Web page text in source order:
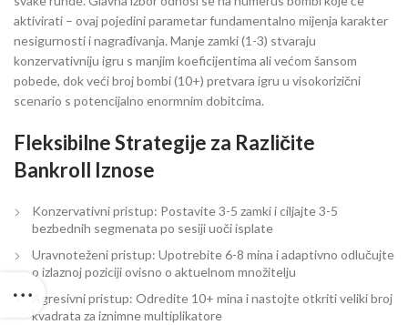
aktivirati – ovaj pojedini parametar fundamentalno mijenja karakter
nesigurnosti i nagrađivanja. Manje zamki (1-3) stvaraju
konzervativniju igru s manjim koeficijentima ali većom šansom
pobede, dok veći broj bombi (10+) pretvara igru u visokorizični
scenario s potencijalno enormnim dobitcima.
Fleksibilne Strategije za Različite
Bankroll Iznose
Konzervativni pristup: Postavite 3-5 zamki i ciljajte 3-5
bezbednih segmenata po sesiji uoči isplate
Uravnoteženi pristup: Upotrebite 6-8 mina i adaptivno odlučujte
o izlaznoj poziciji ovisno o aktuelnom množitelju
Agresivni pristup: Odredite 10+ mina i nastojte otkriti veliki broj
kvadrata za iznimne multiplikatore